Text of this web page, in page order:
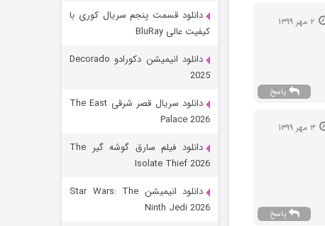
پاسخ
۳ مهر ۱۳۹۹
پاسخ
باب اسفنجی فصل ۱۷
قسمت
دانلود قسمت پنجم سریال کوری با
کیفیت عالی BluRay
دانلود انیمیشن دکورادو Decorado
2025
دانلود سریال قصر شرقی The East
Palace 2026
دانلود فیلم سارق گوشه گیر The
Isolate Thief 2026
دانلود انیمیشن Star Wars: The
Ninth Jedi 2026